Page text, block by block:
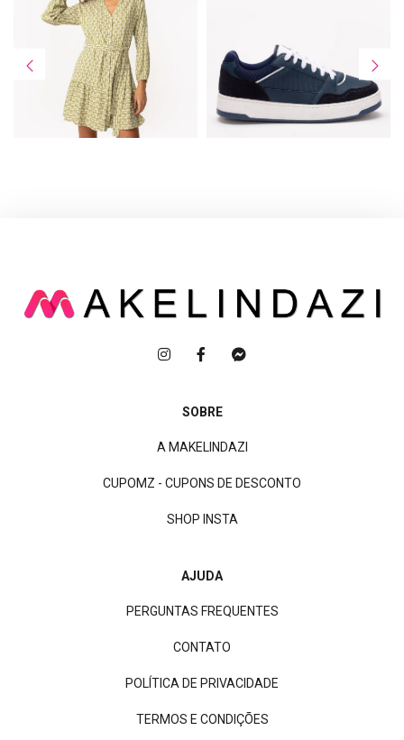
SOBRE
A MAKELINDAZI
CUPOMZ - CUPONS DE DESCONTO
SHOP INSTA
AJUDA
PERGUNTAS FREQUENTES
CONTATO
POLÍTICA DE PRIVACIDADE
TERMOS E CONDIÇÕES